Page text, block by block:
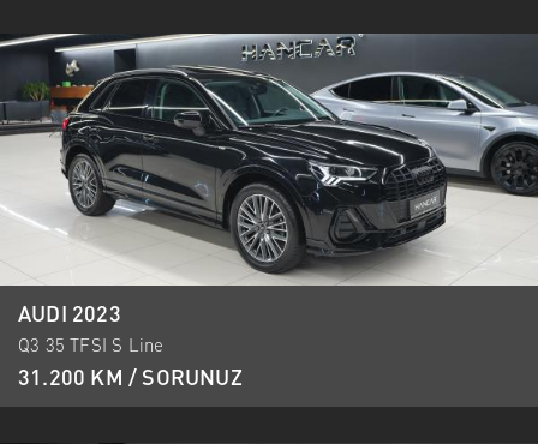
AUDI 2023
Q3 35 TFSI S Line
31.200 KM / SORUNUZ